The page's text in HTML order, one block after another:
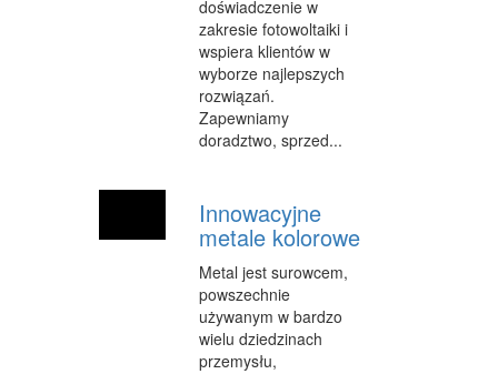
SALONY, KOMISY
PUBLIC RELATIONS
AGENCJE REKLAMOWE
MATERIAŁY REKLAMOWE
GIMNASTYKA
IMPREZY INTEGRACYJNE
HOBBY
BRANŻE
doświadczenie w
zakresie fotowoltaiki i
wspiera klientów w
wyborze najlepszych
rozwiązań.
Zapewniamy
doradztwo, sprzed...
Innowacyjne
metale kolorowe
Metal jest surowcem,
powszechnie
używanym w bardzo
wielu dziedzinach
przemysłu,